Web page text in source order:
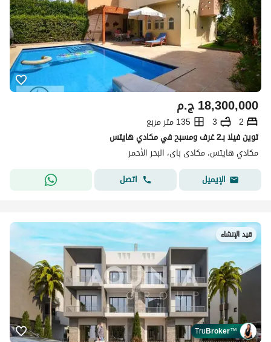
ج.م18,300,000
2
3
135 متر مربع
توين فيلا بـ2 غرف ومسبح في مكادي هايتس
مكادي هايتس، مكادى باى، البحر الأحمر
الإيميل
اتصل
قيد الإنشاء
TruBroker™